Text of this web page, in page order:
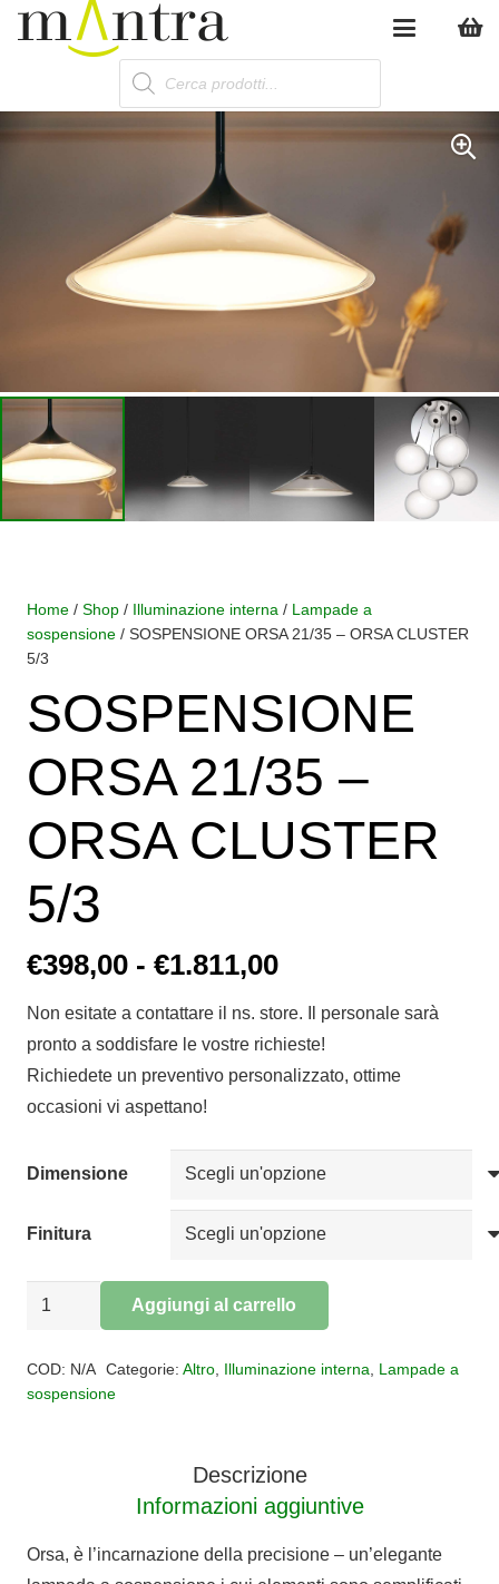
Products
search
Home / Shop / Illuminazione interna / Lampade a
sospensione / SOSPENSIONE ORSA 21/35 – ORSA CLUSTER
5/3
SOSPENSIONE
ORSA 21/35 –
ORSA CLUSTER
5/3
€398,00 - €1.811,00Fascia
prezzo:
da
€398,00
€1.811,00
Non esitate a contattare il ns. store. Il personale sarà
pronto a soddisfare le vostre richieste!
Richiedete un preventivo personalizzato, ottime
occasioni vi aspettano!
Dimensione
Finitura
SOSPENSIONE
-
Aggiungi al carrello
COD: N/A Categorie: Altro, Illuminazione interna, Lampade a
sospensione
Descrizione
Informazioni aggiuntive
Orsa, è l’incarnazione della precisione – un’elegante